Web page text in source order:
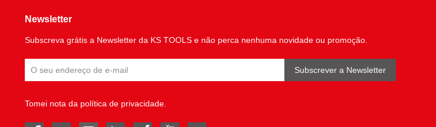
Newsletter
Subscreva grátis a Newsletter da KS TOOLS e não perca nenhuma novidade ou promoção.
Subscrever a Newsletter
Tomei nota da política de privacidade